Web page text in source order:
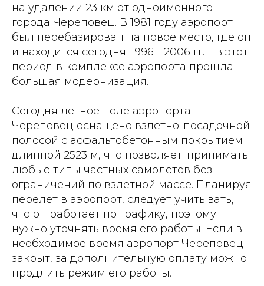
на удалении 23 км от одноименного
города Череповец. В 1981 году аэропорт
был перебазирован на новое место, где он
и находится сегодня. 1996 - 2006 гг. – в этот
период в комплексе аэропорта прошла
большая модернизация.
Сегодня летное поле аэропорта
Череповец оснащено взлетно-посадочной
полосой с асфальтобетонным покрытием
длинной 2523 м, что позволяет. принимать
любые типы частных самолетов без
ограничений по взлетной массе. Планируя
перелет в аэропорт, следует учитывать,
что он работает по графику, поэтому
нужно уточнять время его работы. Если в
необходимое время аэропорт Череповец
закрыт, за дополнительную оплату можно
продлить режим его работы.